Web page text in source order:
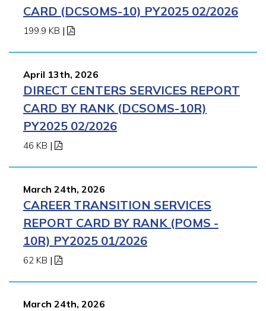
CARD (DCSOMS-10) PY2025 02/2026
199.9 KB |
April 13th, 2026
DIRECT CENTERS SERVICES REPORT
CARD BY RANK (DCSOMS-10R)
PY2025 02/2026
46 KB |
March 24th, 2026
CAREER TRANSITION SERVICES
REPORT CARD BY RANK (POMS -
10R) PY2025 01/2026
62 KB |
March 24th, 2026